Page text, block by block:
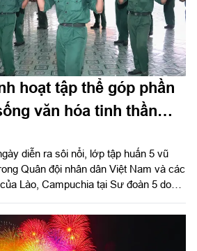
hoạt tập thể góp phần
văn hóa tinh thần
diễn ra sôi nổi, lớp tập huấn 5 vũ
Quân đội nhân dân Việt Nam và các
Lào, Campuchia tại Sư đoàn 5 do